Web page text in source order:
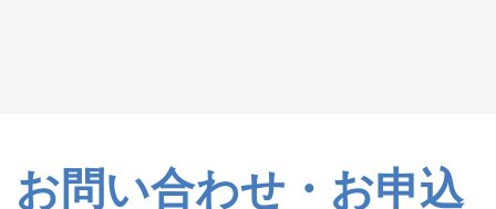
お問い合わせ・お申込